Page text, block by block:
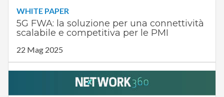
WHITE PAPER
5G FWA: la soluzione per una connettività
scalabile e competitiva per le PMI
22 Mag 2025